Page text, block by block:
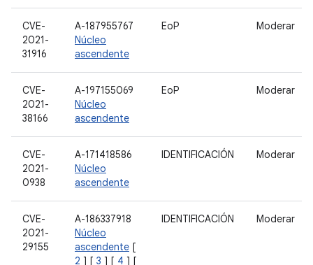
CVE-
2021-
31916
A-187955767
Núcleo
ascendente
EoP Moderar
CVE-
2021-
38166
A-197155069
Núcleo
ascendente
EoP Moderar
CVE-
2021-
0938
A-171418586
Núcleo
ascendente
IDENTIFICACIÓN Moderar
CVE-
2021-
29155
A-186337918
Núcleo
ascendente [
2 ] [ 3 ] [ 4 ] [
IDENTIFICACIÓN Moderar